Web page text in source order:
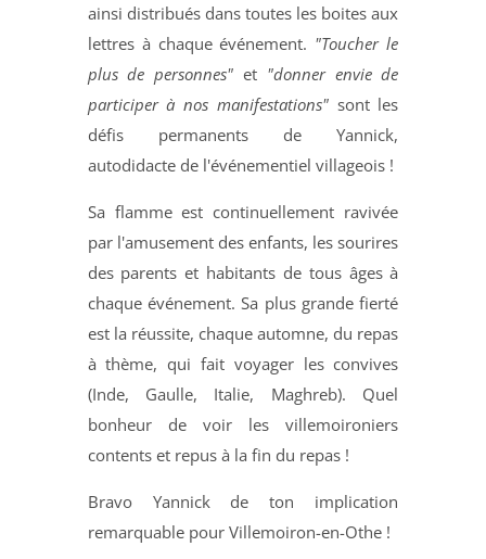
ainsi distribués dans toutes les boites aux
lettres à chaque événement. "Toucher le
plus de personnes" et "donner envie de
participer à nos manifestations"sont les
défis permanents de Yannick,
autodidacte de l'événementiel villageois !
Sa flamme est continuellement ravivée
par l'amusement des enfants, les sourires
des parents et habitants de tous âges à
chaque événement. Sa plus grande fierté
est la réussite, chaque automne, du repas
à thème, qui fait voyager les convives
(Inde, Gaulle, Italie, Maghreb). Quel
bonheur de voir les villemoironiers
contents et repus à la fin du repas !
Bravo Yannick de ton implication
remarquable pour Villemoiron-en-Othe !